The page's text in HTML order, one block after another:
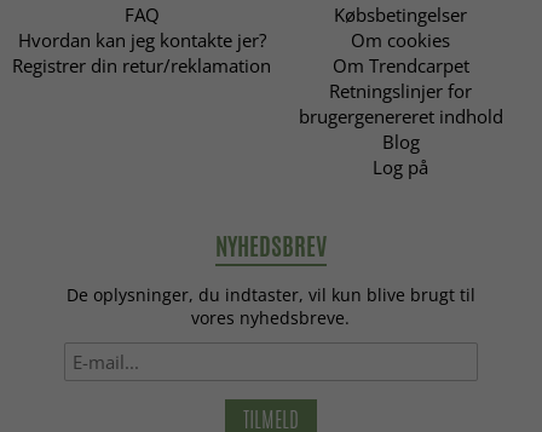
FAQ
Hvordan kan jeg kontakte jer?
Registrer din retur/reklamation
Købsbetingelser
Om cookies
Om Trendcarpet
Retningslinjer for
brugergenereret indhold
Blog
Log på
NYHEDSBREV
De oplysninger, du indtaster, vil kun blive brugt til
vores nyhedsbreve.
TILMELD